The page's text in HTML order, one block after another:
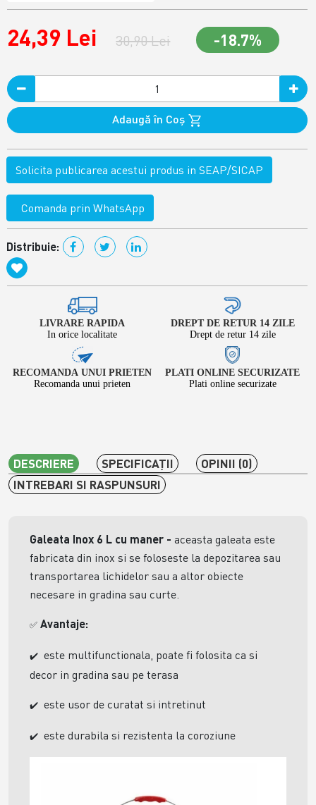
24,39 Lei 30,90 Lei -18.7%
Adaugă în Coş
Solicita publicarea acestui produs in SEAP/SICAP
Comanda prin WhatsApp
Distribuie:
LIVRARE RAPIDA
In orice localitate
DREPT DE RETUR 14 ZILE
Drept de retur 14 zile
RECOMANDA UNUI PRIETEN
Recomanda unui prieten
PLATI ONLINE SECURIZATE
Plati online securizate
DESCRIERE SPECIFICAŢII
OPINII (0)
INTREBARI SI RASPUNSURI
Galeata Inox 6 L cu maner - aceasta galeata este
fabricata din inox si se foloseste la depozitarea sau
transportarea lichidelor sau a altor obiecte
necesare in gradina sau curte.
✅ Avantaje:
✔️ este multifunctionala, poate fi folosita ca si
decor in gradina sau pe terasa
✔️ este usor de curatat si intretinut
✔️ este durabila si rezistenta la coroziune